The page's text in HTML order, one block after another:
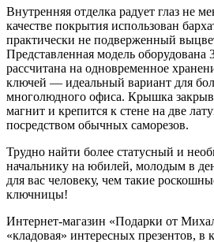
Внутренняя отделка радует глаз не
качестве покрытия использован
практически не подверженный
Представленная модель оборудована
рассчитана на одновременное
ключей — идеальный вариант для
многолюдного офиса. Крышка
магнит и крепится к стене на две
посредством обычных саморезов.
Трудно найти более статусный и
начальнику на юбилей, молодым в
для вас человеку, чем такие
ключницы!
Интернет-магазин «Подарки от
«кладовая» интересных презентов, в